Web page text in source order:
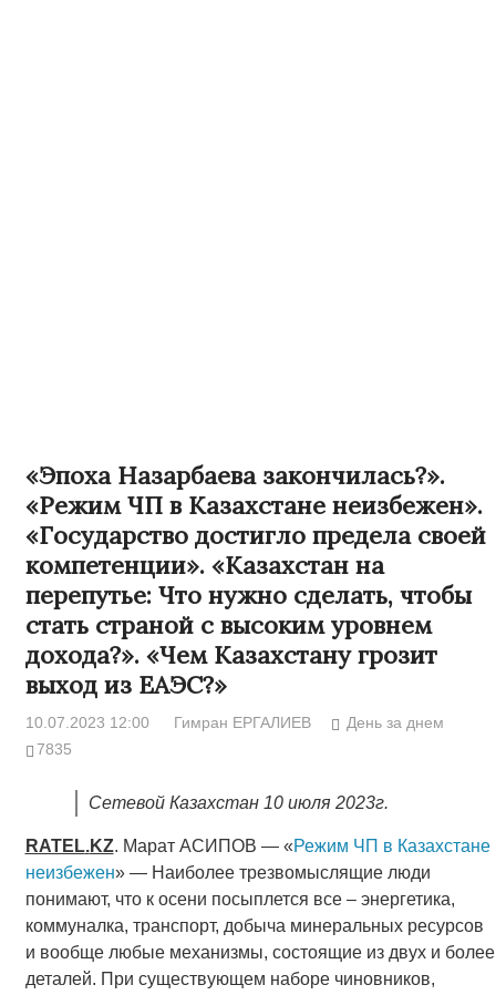
«Эпоха Назарбаева закончилась?».
«Режим ЧП в Казахстане неизбежен».
«Государство достигло предела своей
компетенции». «Казахстан на
перепутье: Что нужно сделать, чтобы
стать страной с высоким уровнем
дохода?». «Чем Казахстану грозит
выход из ЕАЭС?»
10.07.2023 12:00 Гимран ЕРГАЛИЕВ
День за днем
7835
Сетевой Казахстан 10 июля 2023г.
RATEL.KZ. Марат АСИПОВ — «Режим ЧП в Казахстане
неизбежен» — Наиболее трезвомыслящие люди
понимают, что к осени посыплется все – энергетика,
коммуналка, транспорт, добыча минеральных ресурсов
и вообще любые механизмы, состоящие из двух и более
деталей. При существующем наборе чиновников,